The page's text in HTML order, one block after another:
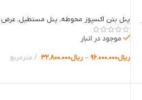
پنل بتن اکسپوز محوطه, پنل مستطیل, عرض 15 سانت
موجود در انبار
ریال۹۶.۰۰۰.۰۰۰ – ریال۳۲.۸۰۰.۰۰۰ مترمربع